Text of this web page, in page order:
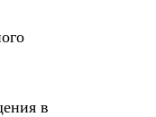
в